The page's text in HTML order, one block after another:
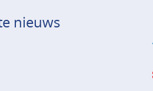
nieuws